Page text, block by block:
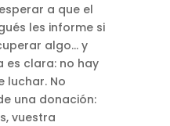
a que el
les informe si
algo… y
es clara: no hay
luchar. No
una donación:
vuestra